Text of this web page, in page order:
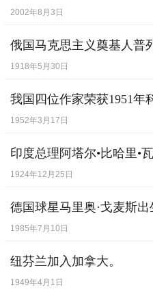
2002年8月3日
俄国马克思主义奠基人普
1918年5月30日
我国四位作家荣获1951年
1952年3月17日
印度总理阿塔尔•比哈里•
1924年12月25日
德国球星马里奥·戈麦斯出
1985年7月10日
纽芬兰加入加拿大。
1949年4月1日